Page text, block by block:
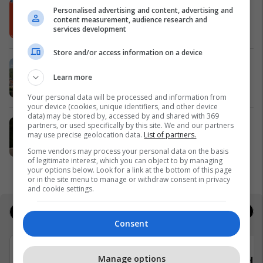
“Ditët me Fat” përsëri në Neptun,
zbritje deri në 51%
Neptun
të veçanta për verën 2026
Dacia Duster shpallet “Best Value
Car 2026” nga revista prestigjioze
Autocar UK
Auto Mita
Jobs Real Estate
Personalised advertising and content, advertising and
content measurement, audience research and
services development
Store and/or access information on a device
Learn more
Your personal data will be processed and information from
your device (cookies, unique identifiers, and other device
data) may be stored by, accessed by and shared with 369
partners, or used specifically by this site. We and our partners
may use precise geolocation data. List of partners.
Some vendors may process your personal data on the basis
of legitimate interest, which you can object to by managing
your options below. Look for a link at the bottom of this page
or in the site menu to manage or withdraw consent in privacy
and cookie settings.
Consent
Manage options